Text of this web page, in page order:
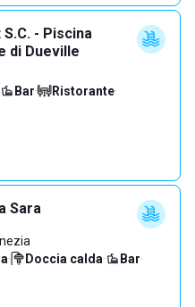
- Piscina
di Dueville
Bar· Ristorante·
Sara
· Doccia calda· Bar·